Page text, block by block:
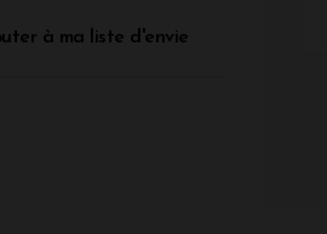
à ma liste d'envie